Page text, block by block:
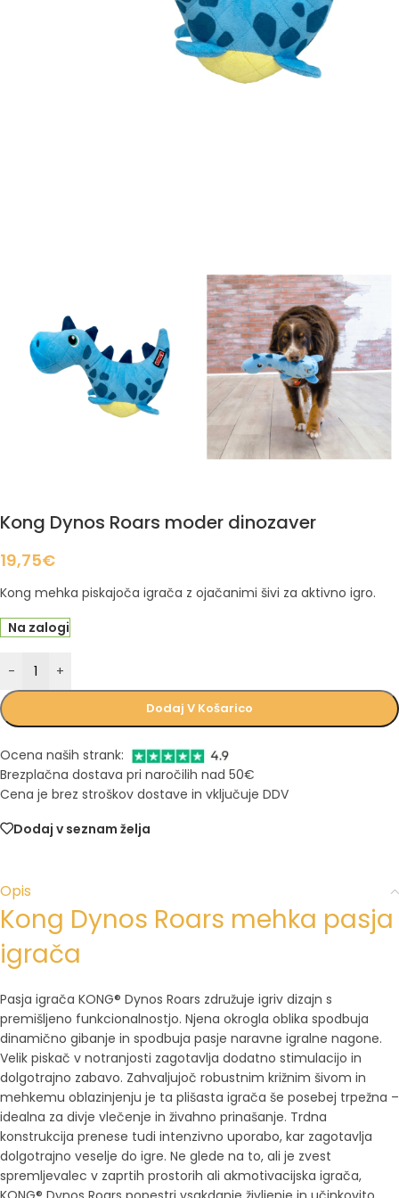
Kong Dynos Roars moder dinozaver
19,75€
Kong mehka piskajoča igrača z ojačanimi šivi za aktivno igro.
Na zalogi
- +
Dodaj V Košarico
Ocena naših strank:
Brezplačna dostava pri naročilih nad 50€
Cena je brez stroškov dostave in vključuje DDV
Dodaj v seznam želja
Opis
Kong Dynos Roars mehka pasja
igrača
Pasja igrača KONG® Dynos Roars združuje igriv dizajn s
premišljeno funkcionalnostjo. Njena okrogla oblika spodbuja
dinamično gibanje in spodbuja pasje naravne igralne nagone.
Velik piskač v notranjosti zagotavlja dodatno stimulacijo in
dolgotrajno zabavo. Zahvaljujoč robustnim križnim šivom in
mehkemu oblazinjenju je ta plišasta igrača še posebej trpežna –
idealna za divje vlečenje in živahno prinašanje. Trdna
konstrukcija prenese tudi intenzivno uporabo, kar zagotavlja
dolgotrajno veselje do igre. Ne glede na to, ali je zvest
spremljevalec v zaprtih prostorih ali akmotivacijska igrača,